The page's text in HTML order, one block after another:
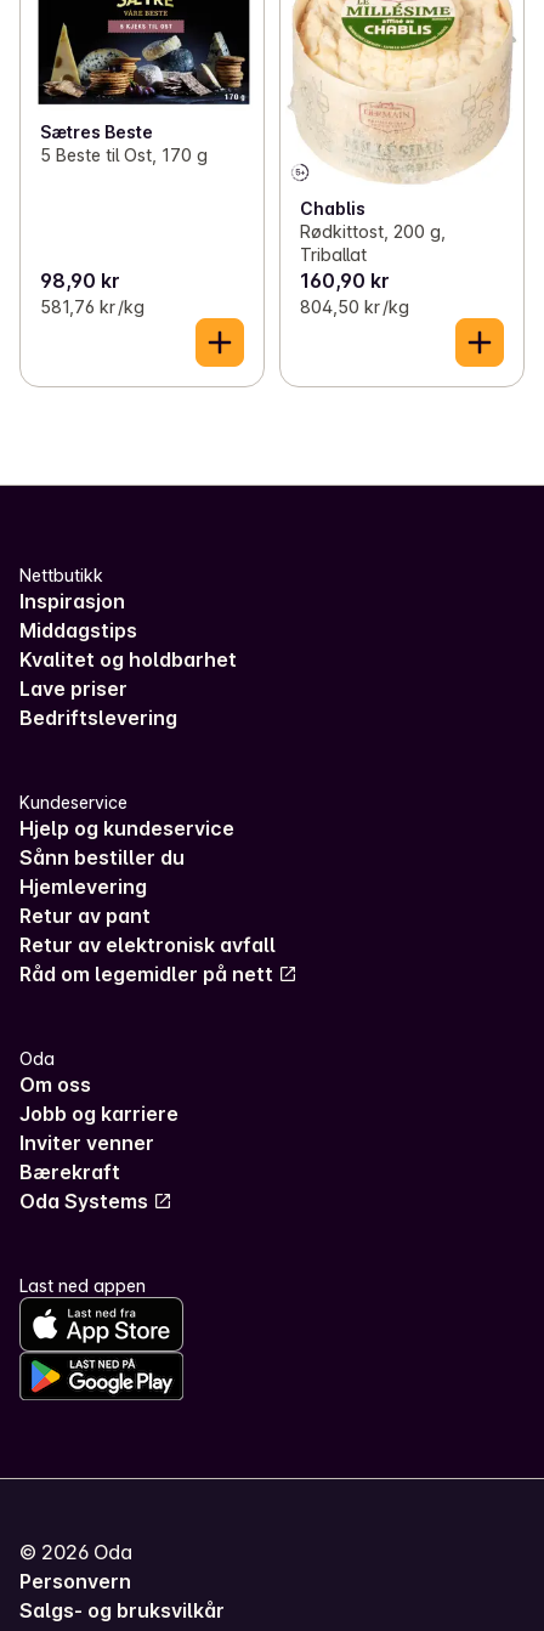
Sætres Beste
5 Beste til Ost, 170 g
98,90 kr
581,76 kr /kg
Chablis
Rødkittost, 200 g,
Triballat
160,90 kr
804,50 kr /kg
Nettbutikk
Inspirasjon
Middagstips
Kvalitet og holdbarhet
Lave priser
Bedriftslevering
Kundeservice
Hjelp og kundeservice
Sånn bestiller du
Hjemlevering
Retur av pant
Retur av elektronisk avfall
Råd om legemidler på nett
Oda
Om oss
Jobb og karriere
Inviter venner
Bærekraft
Oda Systems
Last ned appen
© 2026 Oda
Personvern
Salgs- og bruksvilkår